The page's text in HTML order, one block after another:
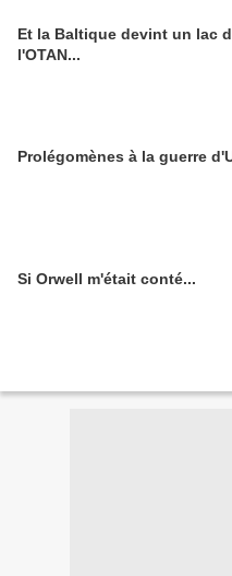
Et la Baltique devint un lac
l'OTAN...
Prolégomènes à la guerre
Si Orwell m'était conté...